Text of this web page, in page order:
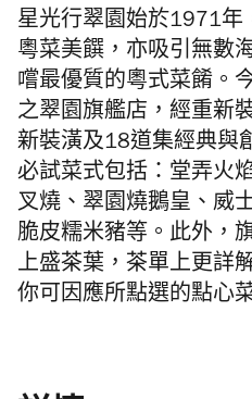
星光行翠園始於1971年
粵菜美饌，亦吸引無數
嚐最優質的粵式菜餚。
之翠園旗艦店，經重新
新裝潢及18道集經典與
必試菜式包括：堂弄火
叉燒、翠園燒鵝皇、威
脆皮糯米豬等。此外，
上盛茶葉，茶單上更詳
你可因應所點選的點心